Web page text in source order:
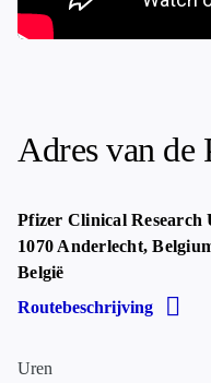
Adres van de
Pfizer Clinical Research
1070 Anderlecht,
België
Routebeschrijving
Uren